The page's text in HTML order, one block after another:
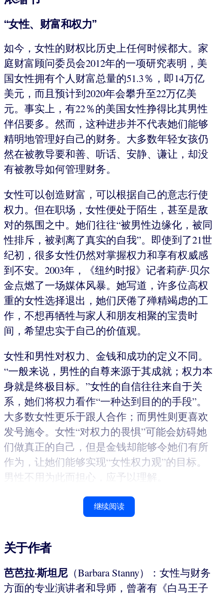
“女性、财富和权力”
如今，女性的财权比历史上任何时候都大。家
庭财富顾问委员会2012年的一项研究表明，美
国女性拥有个人财富总量的51.3％，即14万亿
美元，而且预计到2020年会攀升至22万亿美
元。事实上，有22％的美国女性挣得比其男性
伴侣要多。然而，这种进步并不代表她们能够
精明地管理好自己的财务。大多数年轻女孩仍
然在被教导要和善、听话、安静、谦让，却没
有被教导如何管理财务。
女性可以创造财富，可以根据自己的意志行使
权力。但在职场，女性便处于陌生，甚至是敌
对的氛围之中。她们往往“被男性边缘化，被同
性排斥，被剥离了真实的自我”。即使到了21世
纪初，很多女性仍然对掌握权力和享有权威感
到不安。2003年，《纽约时报》记者莉萨·贝尔
金点燃了一场媒体风暴。她写道，许多位高权
重的女性选择退出，她们厌倦了殚精竭虑的工
作，不想再牺牲与家人和朋友相聚的宝贵时
间，希望忠实于自己的价值观。
女性和男性对权力、金钱和成功的定义不同。
“一般来说，男性的自尊来源于其成就；权力本
身就是终极目标。”女性的自信往往来自于关
系，她们将权力看作“一种达到目的的手段”。
大多数女性更乐于跟人合作；而男性则更喜欢
发号施令。女性“对权力的畏惧”可能会妨碍她
们做真正的自己，但是金钱却能够令她们有所
作为，让她们能够实现“女性权力观”的目标。
男性不用为此而担心，应予以理解。
继续阅读
关于作者
芭芭拉·斯坦尼 （Barbara Stanny）：女性与财务
方面的专业演讲者和导师，曾著有《白马王子